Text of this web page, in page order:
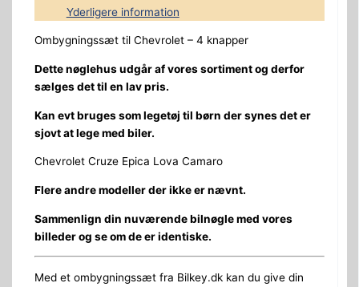
Yderligere information
Ombygningssæt til Chevrolet – 4 knapper
Dette nøglehus udgår af vores sortiment og derfor
sælges det til en lav pris.
Kan evt bruges som legetøj til børn der synes det er
sjovt at lege med biler.
Chevrolet Cruze Epica Lova Camaro
Flere andre modeller der ikke er nævnt.
Sammenlign din nuværende bilnøgle med vores
billeder og se om de er identiske.
Med et ombygningssæt fra Bilkey.dk kan du give din